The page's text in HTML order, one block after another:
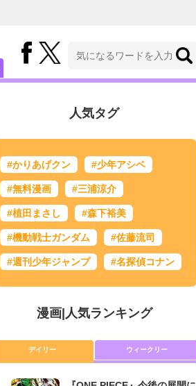
人気タグ
#かりあげクン #少年アシベ
#無料漫画 #三浦涼介
#植田まさし #森下裕美
#機動戦士ガンダム #佐藤流司
#週刊少年ジャンプ #名探偵コナン
漫画| 人気ランキング
デイリー ウィークリー